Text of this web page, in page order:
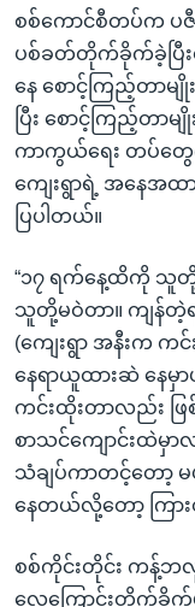
စစ်ကောင်စီတပ်က ပဇီ
ပစ်ခတ်တိုက်ခိုက်ခဲ့ပြီ
နေ စောင့်ကြည့်တာမျို
ပြီး စောင့်ကြည့်တ
ကာကွယ်ရေး တပ်တွေက
ကျေးရွာရဲ့ အနေအထ
ပြပါတယ်။
“၁၇ ရက်နေ့ထိကို သူတို့
သူတို့မဝဲတာ။ ကျန်
(ကျေးရွာ အနီးက က
နေရာယူထားဆဲ နေမှ
ကင်းထိုးတာလည်း ဖြ
စာသင်ကျောင်းထဲမှာ
သံချပ်ကာတင့်တော့
နေတယ်လို့တော့ ကြား
စစ်ကိုင်းတိုင်း ကန့်ဘ
လေကြောင်းတိုက်ခိုက်